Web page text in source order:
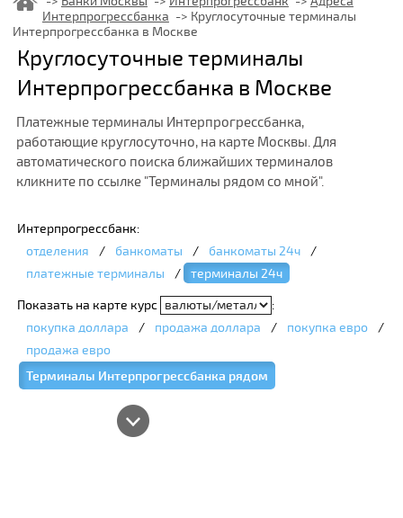
Выберите
действие: Продать
Поиск
Интерпрогрессбанка
Круглосуточные терминалы
Интерпрогрессбанка в Москве
Круглосуточные терминалы
Интерпрогрессбанка в Москве
Платежные терминалы Интерпрогрессбанка,
работающие круглосуточно, на карте Москвы. Для
автоматического поиска ближайших терминалов
кликните по ссылке "Терминалы рядом со мной".
Интерпрогрессбанк:
отделения
/ банкоматы / банкоматы 24ч
/
платежные терминалы
/ терминалы 24ч
Показать на карте курс
:
покупка доллара
/ продажа доллара / покупка евро
/
продажа евро
Терминалы Интерпрогрессбанка рядом